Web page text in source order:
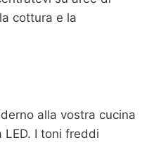
cottura e la
alla vostra cucina
LED. I toni freddi